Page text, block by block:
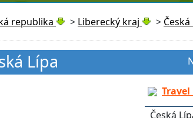
republika > Liberecký kraj > Česká
Lípa
Česká